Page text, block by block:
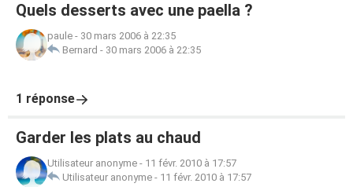
Quels desserts avec une paella ?
paule - 30 mars 2006 à 22:35
Bernard - 30 mars 2006 à 22:35
1 réponse
Garder les plats au chaud
Utilisateur anonyme - 11 févr. 2010 à 17:57
Utilisateur anonyme - 11 févr. 2010 à 17:57